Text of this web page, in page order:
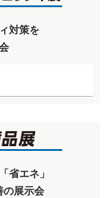
対策を
省エネ」
の展示会